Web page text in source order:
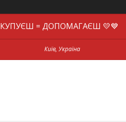
КУПУЄШ = ДОПОМАГАЄШ 💛💙
Київ, Україна